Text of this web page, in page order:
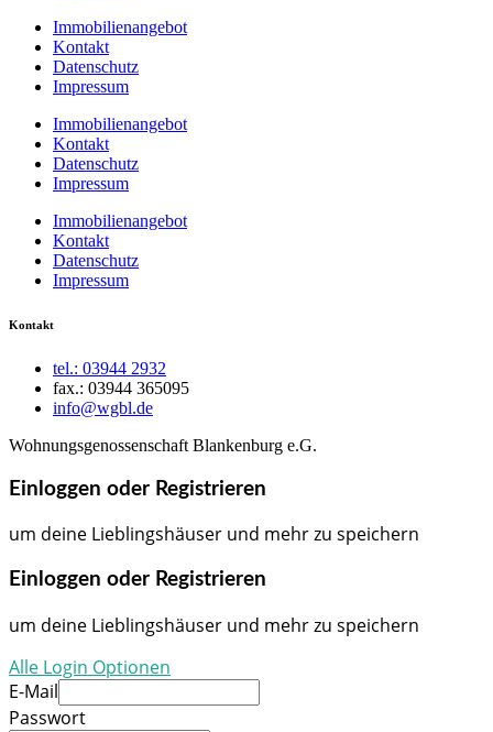
Immobilienangebot
Kontakt
Datenschutz
Impressum
Immobilienangebot
Kontakt
Datenschutz
Impressum
Immobilienangebot
Kontakt
Datenschutz
Impressum
Kontakt
tel.: 03944 2932
fax.: 03944 365095
info@wgbl.de
Wohnungsgenossenschaft Blankenburg e.G.
Einloggen oder Registrieren
um deine Lieblingshäuser und mehr zu speichern
Einloggen oder Registrieren
um deine Lieblingshäuser und mehr zu speichern
Alle Login Optionen
E-Mail
Passwort